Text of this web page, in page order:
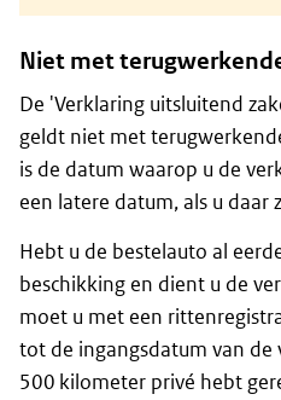
Niet met
De 'Verklaring uitsluitend
geldt niet met
is de datum waarop u de
een latere datum, als u daar
Hebt u de bestelauto al
beschikking en dient u de
moet u met een
tot de ingangsdatum van
500 kilometer privé hebt